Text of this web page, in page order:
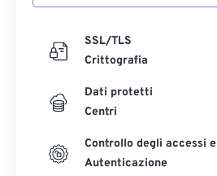
SSL/TLS
Crittografia
Dati protetti
Centri
Controllo degli accessi e
Autenticazione